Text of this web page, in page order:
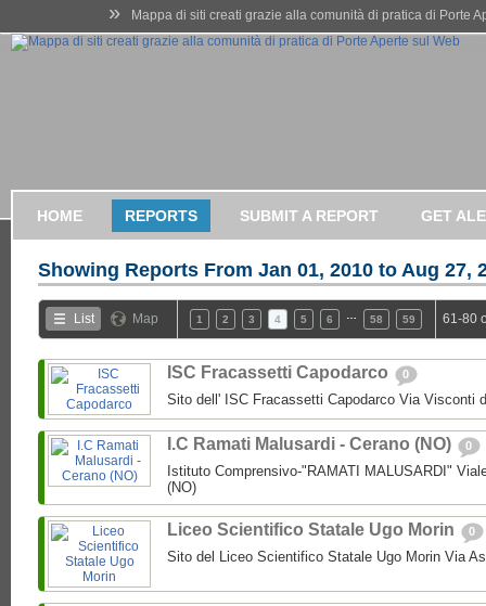
» Mappa di siti creati grazie alla comunità di pratica di Porte
HOME REPORTS SUBMIT A REPORT GET
Showing Reports From Jan 01, 2010 to Aug 27,
List Map 1 2 3 4 5 6 58 59 61-80
ISC Fracassetti Capodarco 0
Sito dell' ISC Fracassetti Capodarco Via Visconti
I.C Ramati Malusardi - Cerano (NO) 0
Istituto Comprensivo-"RAMATI MALUSARDI"
(NO)
Liceo Scientifico Statale Ugo Morin 0
Sito del Liceo Scientifico Statale Ugo Morin Via